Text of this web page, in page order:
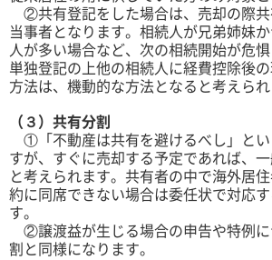
②共有登記をした場合は、売却の際
当事者となります。相続人が兄弟姉妹
人が多い場合など、次の相続開始が危惧
単独登記の上他の相続人に経費控除後
方法は、機動的な方法となると考えられ
（３）共有分割
①「不動産は共有を避けるべし」と
すが、すぐに売却する予定であれば、
と考えられます。共有者の中で海外居
約に同席できない場合は委任状で対応
す。
②譲渡益が生じる場合の申告や特例
割と同様になります。